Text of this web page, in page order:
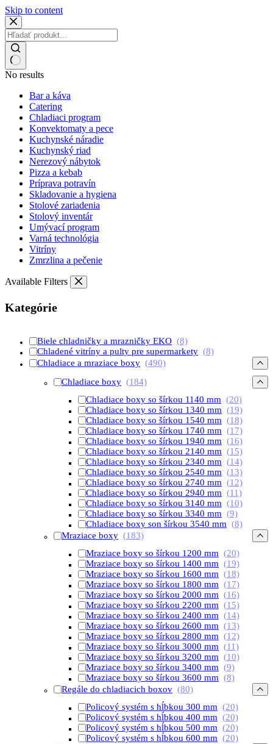
Skip to content
No results
Bar a káva
Catering
Chladiaci program
Konvektomaty a pece
Kuchynské náradie
Kuchynský riad
Nerezový nábytok
Pizza a kebab
Príprava potravín
Skladovanie a hygiena
Stolové zariadenia
Stolový inventár
Umývací program
Varná technológia
Vitríny
Zmrzlina a pečenie
Available Filters
Kategórie
Biele chladničky a mrazničky EKO (8)
Chladené vitríny a pulty pre supermarkety (8)
Chladiace a mraziace boxy (490)
Chladiace boxy (184)
Chladiace boxy so šírkou 1140 mm (20)
Chladiace boxy so šírkou 1340 mm (19)
Chladiace boxy so šírkou 1540 mm (18)
Chladiace boxy so šírkou 1740 mm (17)
Chladiace boxy so šírkou 1940 mm (16)
Chladiace boxy so šírkou 2140 mm (15)
Chladiace boxy so šírkou 2340 mm (14)
Chladiace boxy so šírkou 2540 mm (13)
Chladiace boxy so šírkou 2740 mm (12)
Chladiace boxy so šírkou 2940 mm (11)
Chladiace boxy so šírkou 3140 mm (10)
Chladiace boxy so šírkou 3340 mm (9)
Chladiace boxy son šírkou 3540 mm (8)
Mraziace boxy (183)
Mraziace boxy so šírkou 1200 mm (20)
Mraziace boxy so šírkou 1400 mm (19)
Mraziace boxy so šírkou 1600 mm (18)
Mraziace boxy so šírkou 1800 mm (17)
Mraziace boxy so šírkou 2000 mm (16)
Mraziace boxy so šírkou 2200 mm (15)
Mraziace boxy so šírkou 2400 mm (14)
Mraziace boxy so šírkou 2600 mm (13)
Mraziace boxy so šírkou 2800 mm (12)
Mraziace boxy so šírkou 3000 mm (11)
Mraziace boxy so šírkou 3200 mm (10)
Mraziace boxy so šírkou 3400 mm (9)
Mraziace boxy so šírkou 3600 mm (8)
Regále do chladiacich boxov (80)
Policový systém s hĺbkou 300 mm (20)
Policový systém s hĺbkou 400 mm (20)
Policový systém s hĺbkou 500 mm (20)
Policový systém s hĺbkou 600 mm (20)